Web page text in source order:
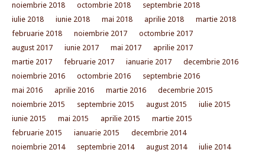
noiembrie 2018
octombrie 2018
septembrie 2018
iulie 2018
iunie 2018 mai 2018 aprilie 2018
martie 2018
februarie 2018
noiembrie 2017
octombrie 2017
august 2017
iunie 2017 mai 2017
aprilie 2017
martie 2017
februarie 2017 ianuarie 2017
decembrie 2016
noiembrie 2016
octombrie 2016
septembrie 2016
mai 2016
aprilie 2016 martie 2016
decembrie 2015
noiembrie 2015
septembrie 2015 august 2015
iulie 2015
iunie 2015
mai 2015 aprilie 2015
martie 2015
februarie 2015
ianuarie 2015
decembrie 2014
noiembrie 2014
septembrie 2014 august 2014
iulie 2014